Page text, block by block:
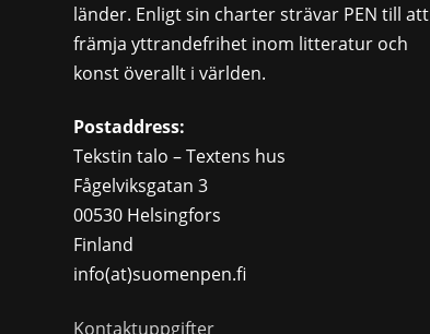
länder. Enligt sin charter strävar PEN till att
främja yttrandefrihet inom litteratur och
konst överallt i världen.
Postaddress:
Tekstin talo – Textens hus
Fågelviksgatan 3
00530 Helsingfors
Finland
info(at)suomenpen.fi
Kontaktuppgifter